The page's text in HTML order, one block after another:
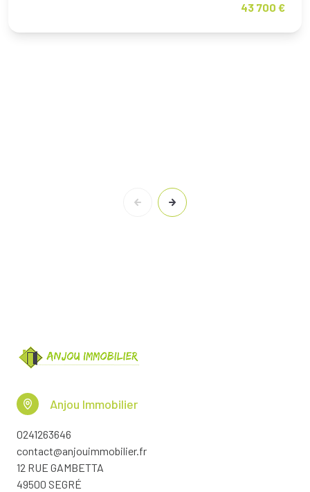
43 700 €
Anjou Immobilier
0241263646
contact@anjouimmobilier.fr
12 RUE GAMBETTA
49500 SEGRÉ